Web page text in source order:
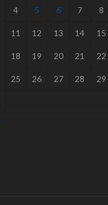
4 5 6 7 8
11 12 13 14 15
18 19 20 21 22
25 26 27 28 29